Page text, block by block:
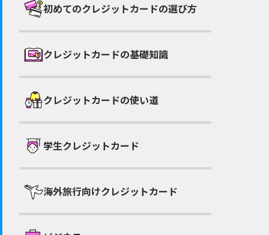
初めてのクレジットカードの選び方
クレジットカードの基礎知識
クレジットカードの使い道
学生クレジットカード
海外旅行向けクレジットカード